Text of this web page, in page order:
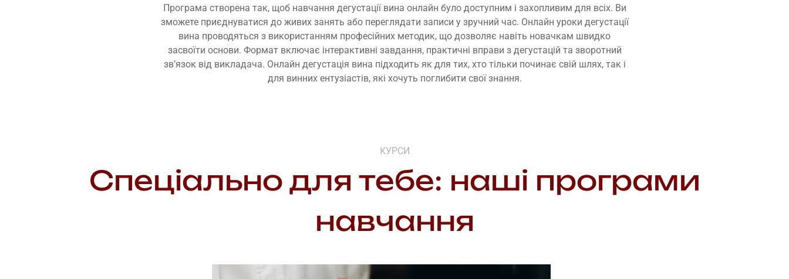
Програма створена так, щоб навчання дегустації вина онлайн було доступним і захопливим для всіх. Ви
зможете приєднуватися до живих занять або переглядати записи у зручний час. Онлайн уроки дегустації
вина проводяться з використанням професійних методик, що дозволяє навіть новачкам швидко
засвоїти основи. Формат включає інтерактивні завдання, практичні вправи з дегустацій та зворотний
зв’язок від викладача. Онлайн дегустація вина підходить як для тих, хто тільки починає свій шлях, так і
для винних ентузіастів, які хочуть поглибити свої знання.
КУРСИ
Спеціально для тебе: наші програми
навчання